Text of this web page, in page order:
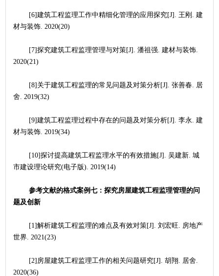
材与装饰. 2020(20)
2020(21)
舍. 2019(32)
材与装饰. 2019(34)
市建设理论研究(电子版). 2019(14)
参考文献的格式案例七：探究房屋建筑工程监理管理的问
题及创新
世界. 2021(23)
2020(36)